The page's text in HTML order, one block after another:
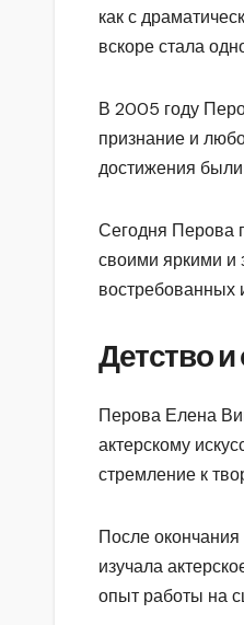
как с
вскоре стала
В 2005 году
признание и
достижения
Сегодня Перова
своими яркими и
востребованных
Детство
Перова Елена
актерскому
стремление к
После
изучала
опыт работы на